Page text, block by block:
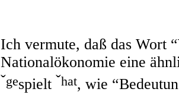
Ich vermute, daß das Wort
Nationalökonomie eine
ˇgespielt ˇhat, wie